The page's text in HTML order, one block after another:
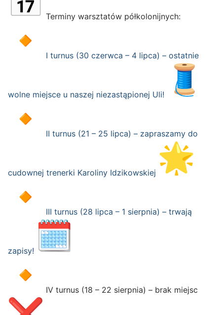
Terminy warsztatów półkolonijnych:
I turnus (30 czerwca – 4 lipca) – ostatnie
wolne miejsce u naszej niezastąpionej Uli!
II turnus (21 – 25 lipca) – zapraszamy do
cudownej trenerki Karoliny Idzikowskiej
III turnus (28 lipca – 1 sierpnia) – trwają
zapisy!
IV turnus (18 – 22 sierpnia) – brak miejsc